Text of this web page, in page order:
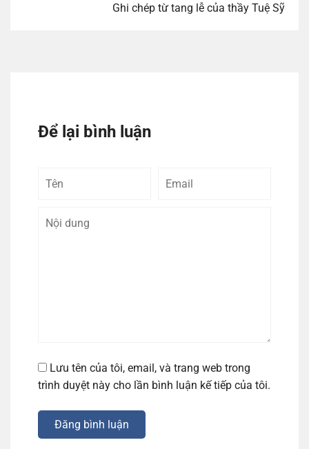
Ghi chép từ tang lễ của thầy Tuệ Sỹ
Để lại bình luận
Tên
Lưu tên của tôi, email, và trang web trong
trình duyệt này cho lần bình luận kế tiếp của tôi.
Đăng bình luận